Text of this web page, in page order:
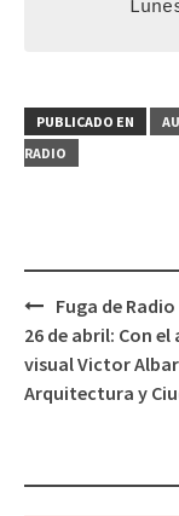
PUBLICADO EN
RADIO
Navegación
de
entradas
Fuga de
26 de abril: Con
visual Victor
Arquitectura y